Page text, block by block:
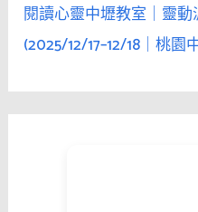
閱讀心靈中壢教室｜靈
(2025/12/17–12/18｜桃園